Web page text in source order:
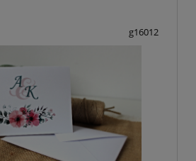
g16012